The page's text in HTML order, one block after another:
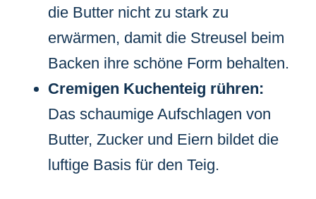
die Butter nicht zu stark zu
erwärmen, damit die Streusel beim
Backen ihre schöne Form behalten.
Cremigen Kuchenteig rühren:
Das schaumige Aufschlagen von
Butter, Zucker und Eiern bildet die
luftige Basis für den Teig.